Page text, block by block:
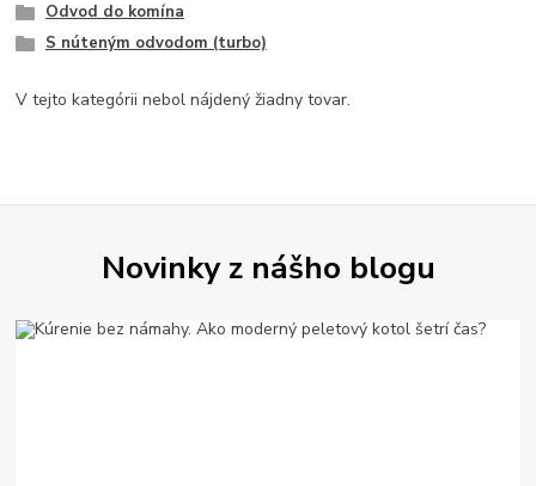
Odvod do komína
S núteným odvodom (turbo)
V tejto kategórii nebol nájdený žiadny tovar.
Novinky z nášho blogu